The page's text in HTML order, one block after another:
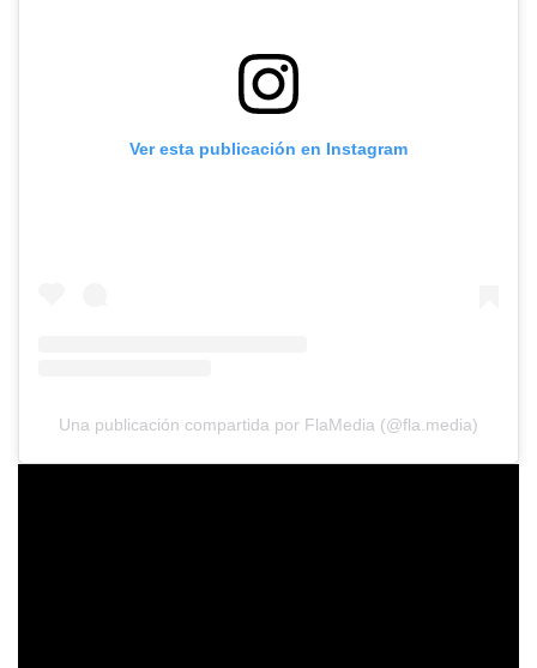
Ver esta publicación en Instagram
Una publicación compartida por FlaMedia (@fla.media)